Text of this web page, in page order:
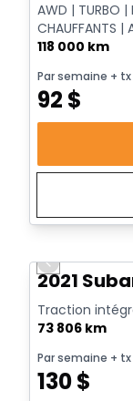
AWD | TURBO |
CHAUFFANTS |
118 000 km
Par semaine + tx
92 $
Vidéo
Previous slide
2021
Traction
73 806 km
Par semaine + tx
130$